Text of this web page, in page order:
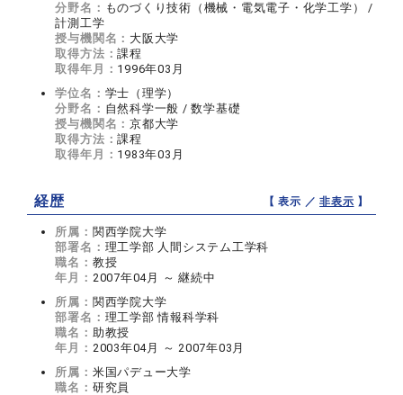
分野名： ものづくり技術（機械・電気電子・化学工学） /
計測工学
授与機関名： 大阪大学
取得方法：課程
取得年月： 1996年03月
学位名： 学士（理学）
分野名： 自然科学一般 / 数学基礎
授与機関名：京都大学
取得方法：課程
取得年月： 1983年03月
経歴 【 表示 ／非表示 】
所属： 関西学院大学
部署名： 理工学部 人間システム工学科
職名： 教授
年月： 2007年04月 ～ 継続中
所属： 関西学院大学
部署名： 理工学部 情報科学科
職名： 助教授
年月： 2003年04月 ～ 2007年03月
所属： 米国パデュー大学
職名： 研究員